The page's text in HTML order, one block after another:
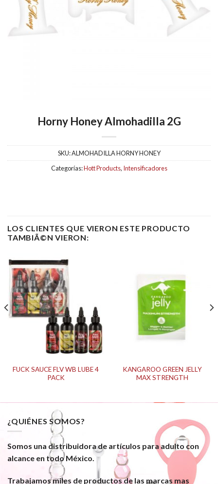
Horny Honey Almohadilla 2G
SKU:ALMOHADILLA HORNY HONEY
Categorías:Hott Products, Intensificadores
LOS CLIENTES QUE VIERON ESTE PRODUCTO
TAMBIÃ©N VIERON:
FUCK SAUCE FLV WB LUBE 4
PACK
KANGAROO GREEN JELLY
MAX STRENGTH
¿QUIÉNES SOMOS?
Somos una distribuidora de artículos para adulto con
alcance en todo México.
Trabajamos miles de productos de las marcas mas